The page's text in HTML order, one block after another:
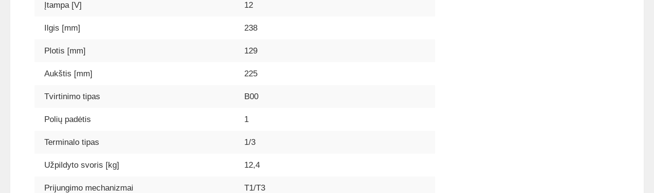
Įtampa [V] 12
Ilgis [mm] 238
Plotis [mm] 129
Aukštis [mm] 225
Tvirtinimo tipas B00
Polių padėtis 1
Terminalo tipas 1/3
Užpildyto svoris [kg] 12,4
Prijungimo mechanizmai T1/T3